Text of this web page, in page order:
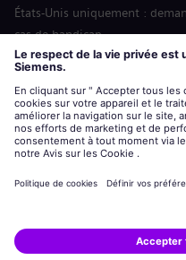
États-Unis uniquement :
cas de handicap
Labor Condition Application
siemens-energy.comSite
Informations sur l’entreprise
Siemens Energy est une